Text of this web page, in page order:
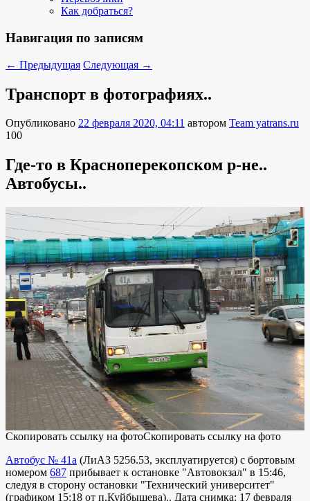
Как добраться?
Навигация по записям
← Предыдущая Следующая →
Транспорт в фотографиях..
Опубликовано 22 февраля 2020, 04:11 автором Team yatrans.ru
100
Где-то в Красноперекопском р-не..
Автобусы..
Скопировать ссылку на фотоСкопировать ссылку на фото
Автобус № 41а (ЛиАЗ 5256.53, эксплуатируется) с бортовым
номером 687 прибывает к остановке "Автовокзал" в 15:46,
следуя в сторону остановки "Технический университет"
(графиком 15:18 от п.Куйбышева).. Дата снимка: 17 февраля